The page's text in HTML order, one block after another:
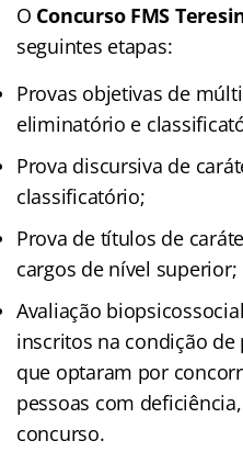
O Concurso FMS
seguintes etapas:
Provas objetivas de
eliminatório e
Prova discursiva de
classificatório;
Prova de títulos de
cargos de nível superior;
Avaliação
inscritos na condição
que optaram por
pessoas com
concurso.